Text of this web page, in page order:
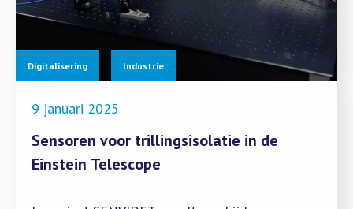
Digitalisering Industrie
9 januari 2025
Sensoren voor trillingsisolatie in de
Einstein Telescope